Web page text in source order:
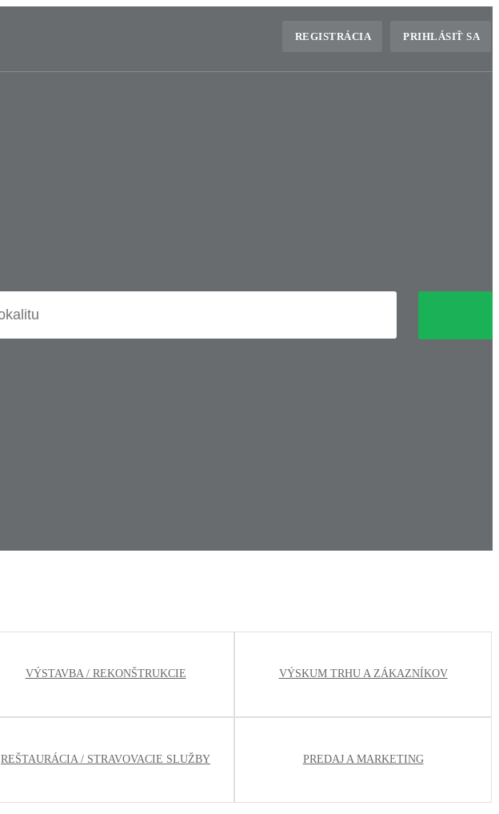
REGISTRÁCIA PRIHLÁSIŤ SA
VÝSTAVBA / REKONŠTRUKCIE VÝSKUM TRHU A ZÁKAZNÍKOV
REŠTAURÁCIA / STRAVOVACIE SLUŽBY PREDAJ A MARKETING